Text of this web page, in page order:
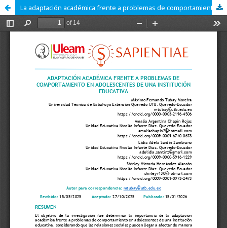
La adaptación académica frente a problemas de comportamiento en adolescentes de una institución educativa